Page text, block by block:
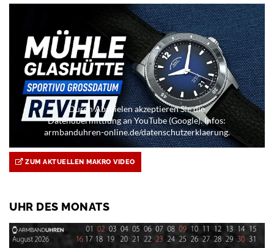
Durch Abspielen akzeptieren Sie die
Datenübermittlung an YouTube (Google). Infos:
armbanduhren-online.de/datenschutzerklaerung.
ZUM AKTUELLEN MAKRO VIDEO
UHR DES MONATS